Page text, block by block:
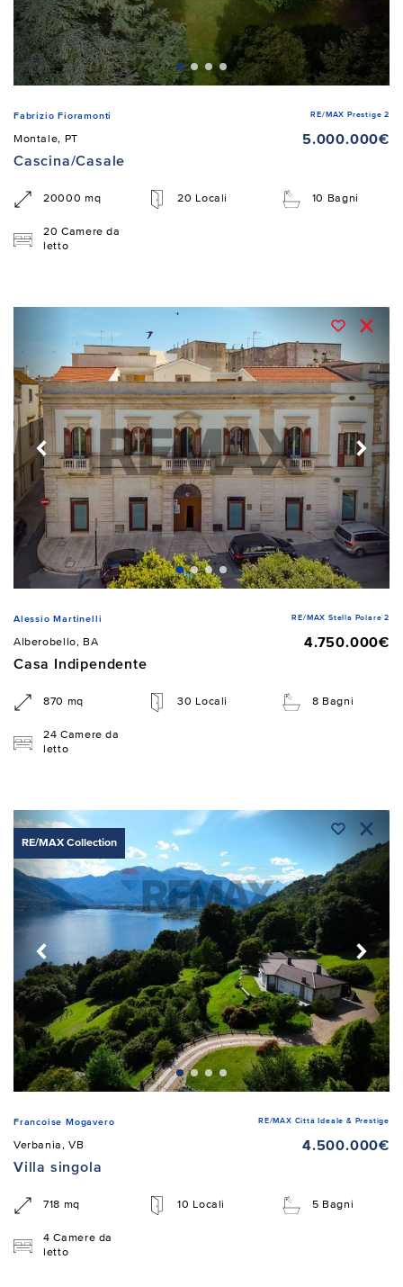
Fabrizio Fioramonti RE/MAX Prestige 2
Montale, PT
5.000.000€
Cascina/Casale
20000 mq 20 Locali 10 Bagni
20 Camere da
letto
Alessio Martinelli RE/MAX Stella Polare 2
Alberobello, BA
4.750.000€
Casa Indipendente
870 mq 30 Locali 8 Bagni
24 Camere da
letto
RE/MAX Collection
Francoise Mogavero RE/MAX Città Ideale & Prestige
Verbania, VB
4.500.000€
Villa singola
718 mq 10 Locali 5 Bagni
4 Camere da
letto